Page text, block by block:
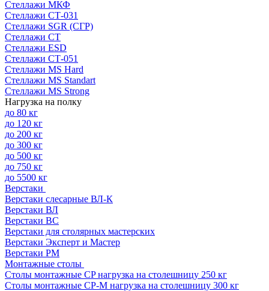
Стеллажи МКФ
Стеллажи СТ-031
Стеллажи SGR (СГР)
Стеллажи СТ
Стеллажи ESD
Стеллажи СТ-051
Стеллажи MS Hard
Стеллажи MS Standart
Стеллажи MS Strong
Нагрузка на полку
до 80 кг
до 120 кг
до 200 кг
до 300 кг
до 500 кг
до 750 кг
до 5500 кг
Верстаки
Верстаки слесарные ВЛ-К
Верстаки ВЛ
Верстаки ВС
Верстаки для столярных мастерских
Верстаки Эксперт и Мастер
Верстаки РМ
Монтажные столы
Столы монтажные СP нагрузка на столешницу 250 кг
Столы монтажные СР-М нагрузка на столешницу 300 кг